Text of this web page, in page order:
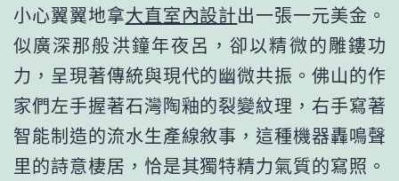
小心翼翼地拿大直室內設計出一張一元美金。
似廣深那般洪鐘年夜呂，卻以精微的雕鏤功
力，呈現著傳統與現代的幽微共振。佛山的作
家們左手握著石灣陶釉的裂變紋理，右手寫著
智能制造的流水生產線敘事，這種機器轟鳴聲
里的詩意棲居，恰是其獨特精力氣質的寫照。